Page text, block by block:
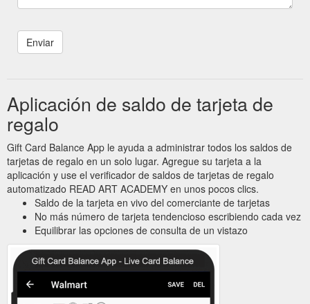
Aplicación de saldo de tarjeta de
regalo
Gift Card Balance App le ayuda a administrar todos los saldos de
tarjetas de regalo en un solo lugar. Agregue su tarjeta a la
aplicación y use el verificador de saldos de tarjetas de regalo
automatizado READ ART ACADEMY en unos pocos clics.
Saldo de la tarjeta en vivo del comerciante de tarjetas
No más número de tarjeta tendencioso escribiendo cada vez
Equilibrar las opciones de consulta de un vistazo